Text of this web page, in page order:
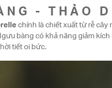
- THẢO
chính là chiết xuất từ rễ
bàng có khả năng giảm
tiết oi bức.